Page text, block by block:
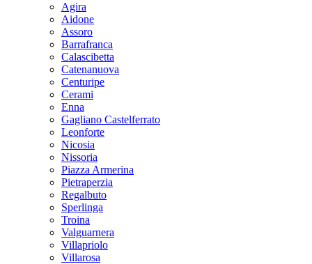
Agira
Aidone
Assoro
Barrafranca
Calascibetta
Catenanuova
Centuripe
Cerami
Enna
Gagliano Castelferrato
Leonforte
Nicosia
Nissoria
Piazza Armerina
Pietraperzia
Regalbuto
Sperlinga
Troina
Valguarnera
Villapriolo
Villarosa